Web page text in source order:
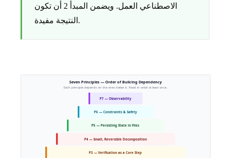
الاصطناعي العمل. ويضمن المبدأ 2 أن تكون
النتيجة مفيدة.